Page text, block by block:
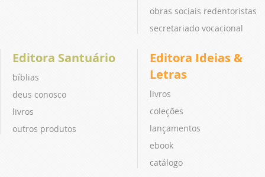
obras sociais redentoristas
secretariado vocacional
Editora Santuário
bíblias
deus conosco
livros
outros produtos
Editora Ideias &
Letras
livros
coleções
lançamentos
ebook
catálogo